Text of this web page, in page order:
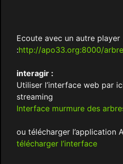
Ecoute avec un autre player
:http://apo33.org:8000/
interagir :
Utiliser l’interface web par
streaming
Interface murmure des
ou télécharger l’application
télécharger l’interface